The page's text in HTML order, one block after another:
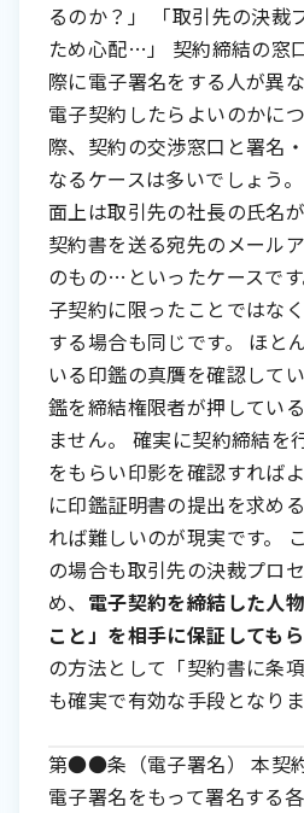
るのか？」 「取引先の決裁
ため心配…」 契約締結の窓
際に電子署名をする人が異
電子契約したらよいのかに
際、契約の交渉窓口と署名
なるケースは多いでしょう
面上は取引先の社長の氏名
契約書を送る宛先のメール
のもの…といったケースで
子契約に限ったことではな
する場合も同じです。 ほと
いる印鑑の真贋を確認して
鑑を締結権限者が押してい
ません。 確実に契約締結を
をもらい印影を確認すれば
に印鑑証明書の提出を求め
れば難しいのが現実です。
の場合も取引先の決裁プロ
め、 電子契約を締結した人
こと」を相手に保証しても
の方法として「契約書に条
も確実で有効な手段となりま
第●●条（電子署名） 本契
電子署名をもって署名する